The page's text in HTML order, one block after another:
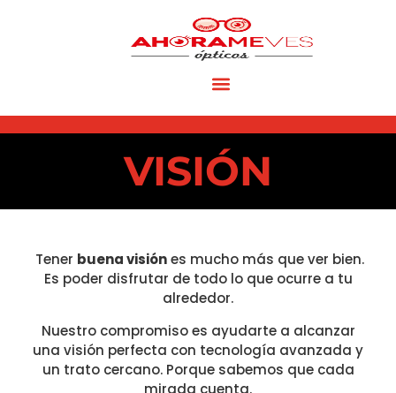
VISIÓN
Tener buena visiónes mucho más que ver bien.
Es poder disfrutar de todo lo que ocurre a tu
alrededor.
Nuestro compromiso es ayudarte a alcanzar
una visión perfecta con tecnología avanzada y
un trato cercano. Porque sabemos que cada
mirada cuenta.